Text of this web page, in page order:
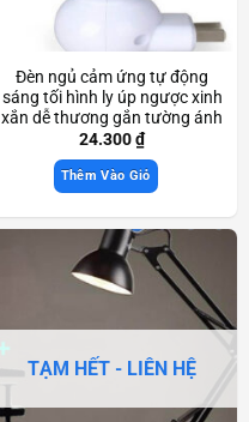
Đèn ngủ cảm ứng tự động
sáng tối hình ly úp ngược xinh
xắn dễ thương gắn tường ánh
sáng dịu nhẹ Scd3336
24.300₫
Thêm Vào Giỏ
TẠM HẾT - LIÊN HỆ